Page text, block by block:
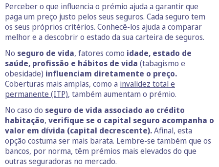
Perceber o que influencia o prémio ajuda a garantir que
paga um preço justo pelos seus seguros. Cada seguro tem
os seus próprios critérios. Conhecê-los ajuda a comparar
melhor e a descobrir o estado da sua carteira de seguros.
No seguro de vida, fatores como idade, estado de
saúde, profissão e hábitos de vida (tabagismo e
obesidade) influenciam diretamente o preço.
Coberturas mais amplas, como a invalidez total e
permanente (ITP), também aumentam o prémio.
No caso do seguro de vida associado ao crédito
habitação, verifique se o capital seguro acompanha o
valor em dívida (capital decrescente).Afinal, esta
opção costuma ser mais barata. Lembre-se também que os
bancos, por norma, têm prémios mais elevados do que
outras seguradoras no mercado.